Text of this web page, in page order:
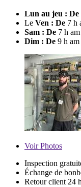
Lun au jeu : De
Le Ven : De 7 h
Sam : De 7 h
Dim : De 9 h
VoirPhotos
Inspection
Échange de
Retour client 24